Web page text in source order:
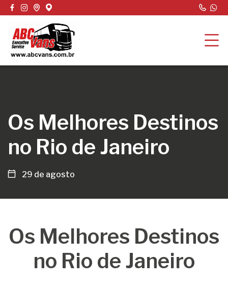
Os Melhores Destinos
no Rio de Janeiro
29 de agosto
Os Melhores Destinos
no Rio de Janeiro